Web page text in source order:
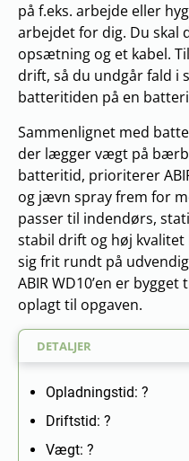
DETALJER
Opladningstid: ?
Driftstid: ?
Vægt: ?
på f.eks. arbejde eller
arbejdet for dig. Du skal
opsætning og et kabel.
drift, så du undgår fald i
batteritiden på en
Sammenlignet med
der lægger vægt på
batteritid, prioriterer
og jævn spray frem for
passer til indendørs,
stabil drift og høj
sig frit rundt på
ABIR WD10’en er
oplagt til opgaven.